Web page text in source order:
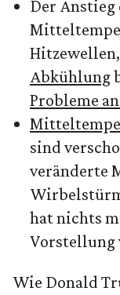
Der
Abkühlung
Probleme
sind
veränderte
hat nichts
Vorstellung
Wie Donald